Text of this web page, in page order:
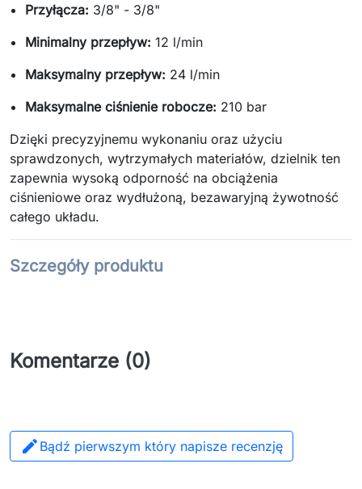
Przyłącza: 3/8" - 3/8"
Minimalny przepływ: 12 l/min
Maksymalny przepływ: 24 l/min
Maksymalne ciśnienie robocze: 210 bar
Dzięki precyzyjnemu wykonaniu oraz użyciu
sprawdzonych, wytrzymałych materiałów, dzielnik ten
zapewnia wysoką odporność na obciążenia
ciśnieniowe oraz wydłużoną, bezawaryjną żywotność
całego układu.
Szczegóły produktu
Komentarze (0)
 Bądź pierwszym który napisze recenzję